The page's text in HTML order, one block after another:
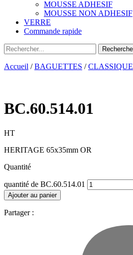
MOUSSE ADHESIF
MOUSSE NON ADHESIF
VERRE
Commande rapide
Accueil /BAGUETTES /CLASSIQUE
BC.60.514.01
HT
HERITAGE 65x35mm OR
Quantité
quantité de BC.60.514.01
Ajouter au panier
Partager :